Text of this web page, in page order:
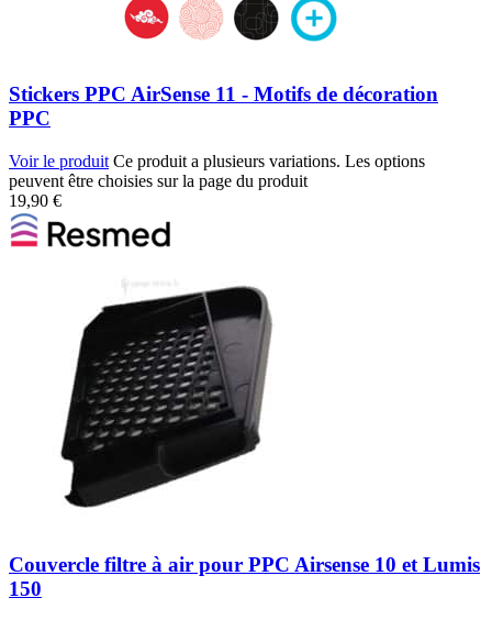
Stickers PPC AirSense 11 - Motifs de décoration
PPC
Voir le produit Ce produit a plusieurs variations. Les options
peuvent être choisies sur la page du produit
19,90 €
Couvercle filtre à air pour PPC Airsense 10 et Lumis
150